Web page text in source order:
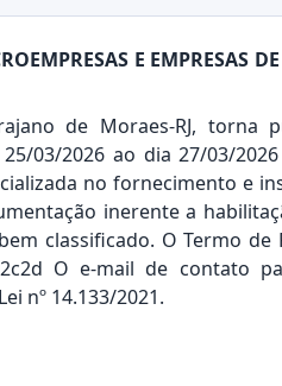
E EMPRESAS
de Moraes-RJ, torna
03/2026 ao dia 27/03/2026
no fornecimento e
inerente a
classificado. O Termo de
O e-mail de contato
nº 14.133/2021.